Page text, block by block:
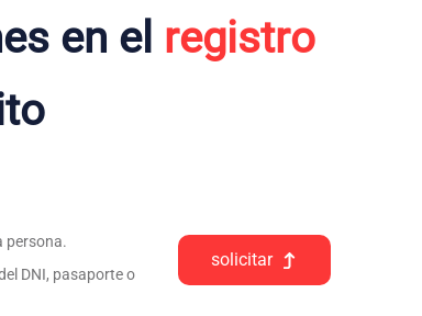
en el registro
persona.
DNI, pasaporte o
solicitar